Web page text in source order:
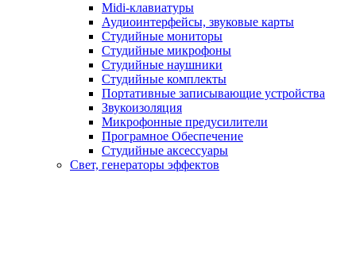
Midi-клавиатуры
Аудиоинтерфейсы, звуковые карты
Студийные мониторы
Студийные микрофоны
Студийные наушники
Студийные комплекты
Портативные записывающие устройства
Звукоизоляция
Микрофонные предусилители
Програмное Обеспечение
Студийные аксессуары
Свет, генераторы эффектов